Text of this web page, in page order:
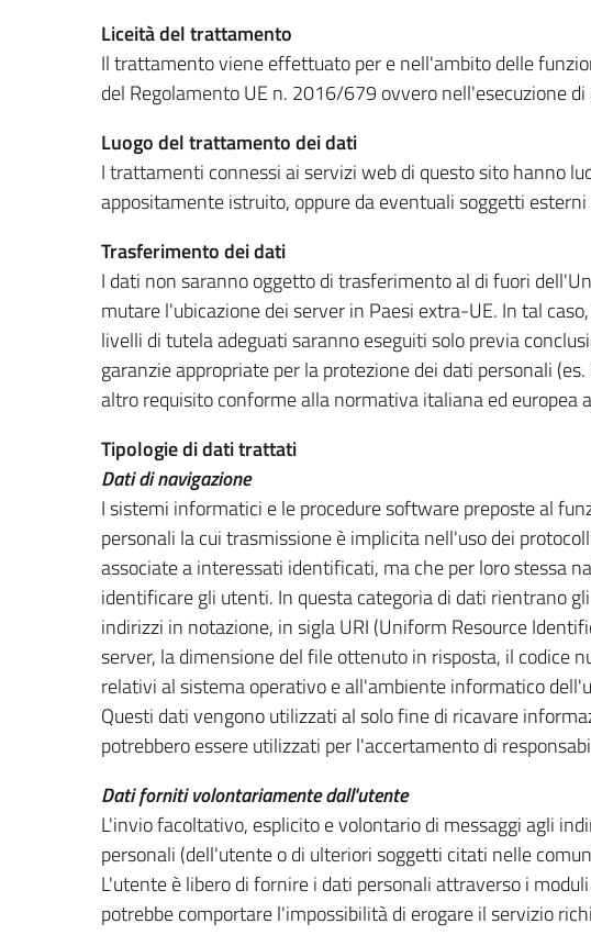
Liceità del trattamento
Il trattamento viene effettuato per e nell'ambito delle
del Regolamento UE n. 2016/679 ovvero nell'esecuzione
Luogo del trattamento dei dati
I trattamenti connessi ai servizi web di questo sito hanno
appositamente istruito, oppure da eventuali soggetti
Trasferimento dei dati
I dati non saranno oggetto di trasferimento al di fuori
mutare l'ubicazione dei server in Paesi extra-UE. In tal
livelli di tutela adeguati saranno eseguiti solo previa
garanzie appropriate per la protezione dei dati personali
altro requisito conforme alla normativa italiana ed europea
Tipologie di dati trattati
Dati di navigazione
I sistemi informatici e le procedure software preposte al
personali la cui trasmissione è implicita nell'uso dei
associate a interessati identificati, ma che per loro stessa
identificare gli utenti. In questa categoria di dati rientrano
indirizzi in notazione, in sigla URI (Uniform Resource
server, la dimensione del file ottenuto in risposta, il codice
relativi al sistema operativo e all'ambiente informatico
Questi dati vengono utilizzati al solo fine di ricavare
potrebbero essere utilizzati per l'accertamento di
Dati forniti volontariamente dall'utente
L'invio facoltativo, esplicito e volontario di messaggi agli
personali (dell'utente o di ulteriori soggetti citati nelle
L'utente è libero di fornire i dati personali attraverso i
potrebbe comportare l'impossibilità di erogare il servizio